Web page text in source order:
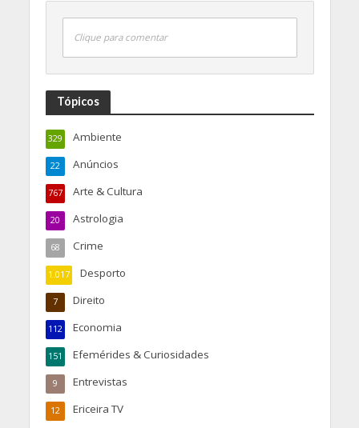
Clique para comentar
Tópicos
Ambiente
329
Anúncios
22
Arte & Cultura
767
Astrologia
20
Crime
68
Desporto
1.017
Direito
7
Economia
112
Efemérides & Curiosidades
151
Entrevistas
9
Ericeira TV
12